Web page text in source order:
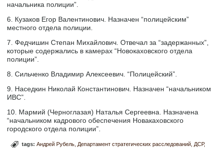
начальника полиции”.
6. Кузаков Егор Валентинович. Назначен “полицейским”
местного отдела полиции.
7. Федчишин Степан Михайлович. Отвечал за “задержанных”,
которые содержались в камерах “Новокаховского отдела
полиции”.
8. Сильченко Владимир Алексеевич. “Полицейский”.
9. Наседкин Николай Константинович. Назначен “начальником
ИВС”.
10. Мармий (Черноглазая) Наталья Сергеевна. Назначена
“начальником кадрового обеспечения Новакаховского
городского отдела полиции”.
tags:Андрей Рубель Департамент стратегических расследований ДСР